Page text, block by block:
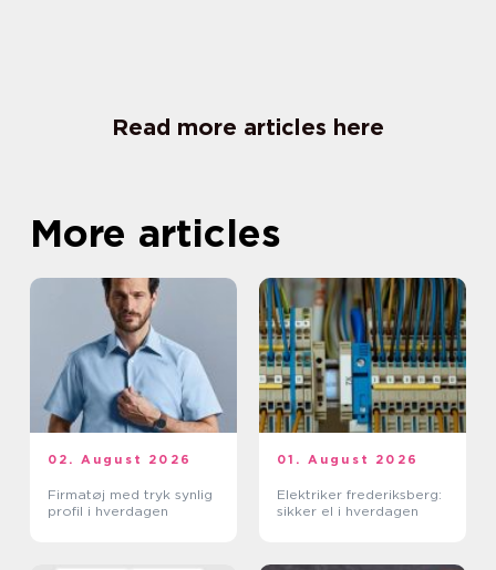
Read more articles here
More articles
02. August 2026
Firmatøj med tryk synlig
profil i hverdagen
01. August 2026
Elektriker frederiksberg:
sikker el i hverdagen